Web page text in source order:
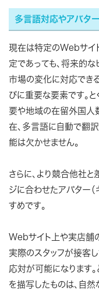
多言語対応やアバター
現在は特定のWebサイ
定であっても、将来的
市場の変化に対応でき
びに重要な要素です。と
要や地域の在留外国人
在、多言語に自動で翻
能は欠かせません。
さらに、より競合他社と
ジに合わせたアバター
すめです。
Webサイト上や実店舗
実際のスタッフが接客
応対が可能になります
を描写したものは、自